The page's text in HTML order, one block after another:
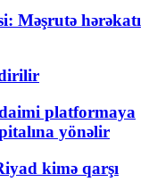
Məşrutə hərəkatı
platformaya
yönəlir
kimə qarşı